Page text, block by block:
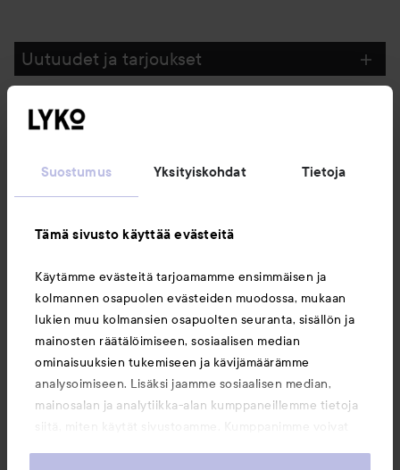
Suostumus Yksityiskohdat Tietoja
Tämä sivusto käyttää evästeitä
Käytämme evästeitä tarjoamamme ensimmäisen ja
kolmannen osapuolen evästeiden muodossa, mukaan
lukien muu kolmansien osapuolten seuranta, sisällön ja
mainosten räätälöimiseen, sosiaalisen median
ominaisuuksien tukemiseen ja kävijämäärämme
analysoimiseen. Lisäksi jaamme sosiaalisen median,
mainosalan ja analytiikka-alan kumppaneillemme tietoja
Uutuudet ja tarjoukset
Seuraa meitä
Asiakaspalvelu
Tietoja
Saattaisit myös tykätä